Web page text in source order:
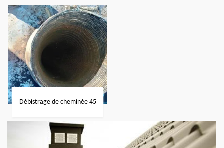
Débistrage de cheminée 45